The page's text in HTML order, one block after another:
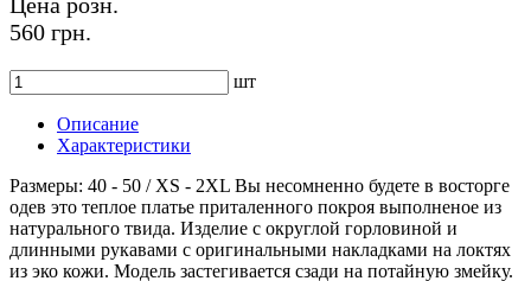
560 грн.
шт
Описание
Характеристики
Размеры: 40 - 50 / XS - 2XL Вы несомненно будете в восторге
одев это теплое платье приталенного покроя выполненое из
натурального твида. Изделие с округлой горловиной и
длинными рукавами с оригинальными накладками на локтях
из эко кожи. Модель застегивается сзади на потайную змейку.